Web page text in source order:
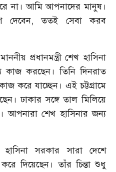
না। আমি আপনাদের মানুষ।
ততই সেবা করব
প্রধানমন্ত্রী শেখ হাসিনা
কাজ করছেন। তিনি দিনরাত
করে যাচ্ছেন। এই চট্টগ্রামে
ঢাকার সঙ্গে তাল মিলিয়ে
আপনারা শেখ হাসিনার জন্য
সরকার সারা দেশে
দিয়েছেন। তাঁর চিন্তা শুধু